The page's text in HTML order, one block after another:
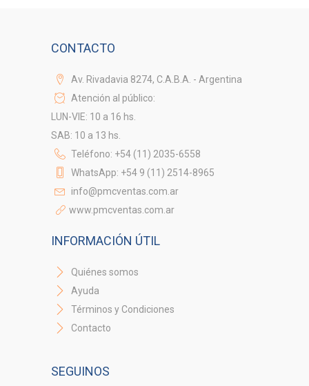
CONTACTO
Av. Rivadavia 8274, C.A.B.A. - Argentina
Atención al público:
LUN-VIE: 10 a 16 hs.
SAB: 10 a 13 hs.
Teléfono: +54 (11) 2035-6558
WhatsApp: +54 9 (11) 2514-8965
info@pmcventas.com.ar
www.pmcventas.com.ar
INFORMACIÓN ÚTIL
Quiénes somos
Ayuda
Términos y Condiciones
Contacto
SEGUINOS